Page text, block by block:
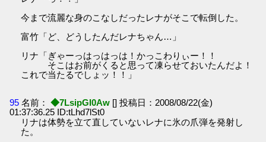
今まで流麗な身のこなしだったレナがそこで転倒した。
富竹「ど、どうしたんだレナちゃん…」
リナ「ぎゃーっはっはっは！かっこわりぃー！！
そこはお前がくると思って凍らせておいたんだよ！
これで当たるでしょッ！！」
95 名前： ◆7LsipGI0Aw [] 投稿日：2008/08/22(金)
01:37:36.25 ID:tLhd7lSt0
リナは体勢を立て直していないレナに氷の爪弾を発射し
た。